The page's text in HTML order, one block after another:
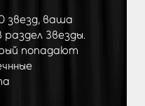
звезд, ваша
Звезды.
попадают